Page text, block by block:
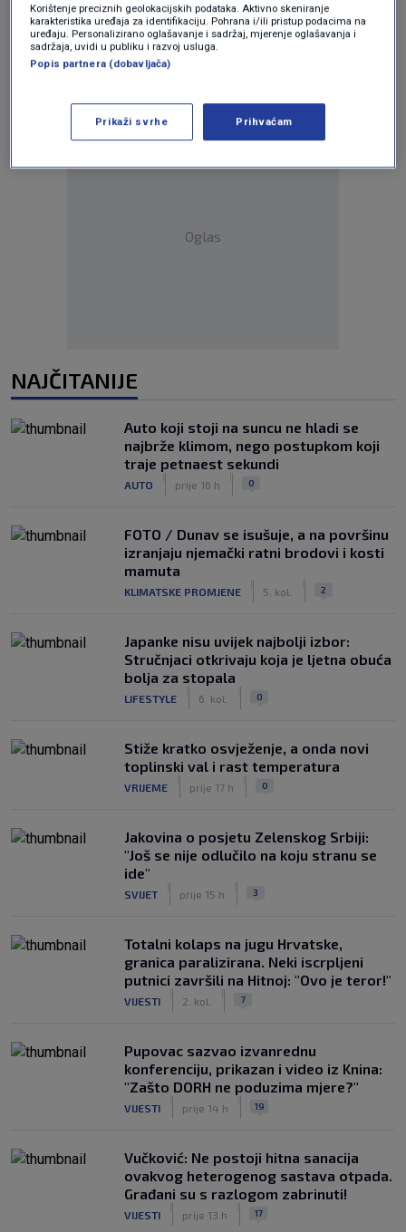
Oglas
Oglas
NAJČITANIJE
Auto koji stoji na suncu ne hladi se
najbrže klimom, nego postupkom koji
traje petnaest sekundi
AUTO prije 16 h 0
FOTO / Dunav se isušuje, a na površinu
izranjaju njemački ratni brodovi i kosti
mamuta
KLIMATSKE PROMJENE 5. kol. 2
Japanke nisu uvijek najbolji izbor:
Stručnjaci otkrivaju koja je ljetna obuća
bolja za stopala
LIFESTYLE 6. kol. 0
Stiže kratko osvježenje, a onda novi
toplinski val i rast temperatura
VRIJEME prije 17 h 0
Jakovina o posjetu Zelenskog Srbiji:
"Još se nije odlučilo na koju stranu se
ide"
SVIJET prije 15 h 3
Totalni kolaps na jugu Hrvatske,
granica paralizirana. Neki iscrpljeni
putnici završili na Hitnoj: "Ovo je teror!"
VIJESTI 2. kol. 7
Pupovac sazvao izvanrednu
konferenciju, prikazan i video iz Knina:
"Zašto DORH ne poduzima mjere?"
VIJESTI prije 14 h 19
Vučković: Ne postoji hitna sanacija
ovakvog heterogenog sastava otpada.
Građani su s razlogom zabrinuti!
VIJESTI prije 13 h 17
Korištenje preciznih geolokacijskih podataka. Aktivno skeniranje
karakteristika uređaja za identifikaciju. Pohrana i/ili pristup podacima na
uređaju. Personalizirano oglašavanje i sadržaj, mjerenje oglašavanja i
sadržaja, uvidi u publiku i razvoj usluga.
Popis partnera (dobavljača)
Prikaži svrhe Prihvaćam